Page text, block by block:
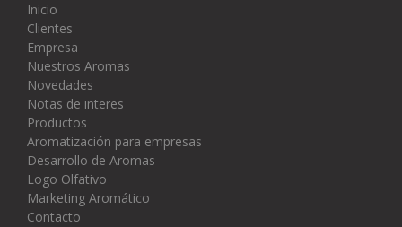
Inicio
Clientes
Empresa
Nuestros Aromas
Novedades
Notas de interes
Productos
Aromatización para empresas
Desarrollo de Aromas
Logo Olfativo
Marketing Aromático
Contacto